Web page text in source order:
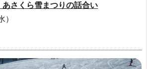
さくら雪まつりの話合い
）